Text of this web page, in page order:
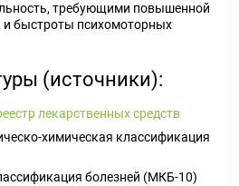
требующими повышенной
и быстроты психомоторных
(источники):
лекарственных средств
химическая классификация
болезней (МКБ-10)